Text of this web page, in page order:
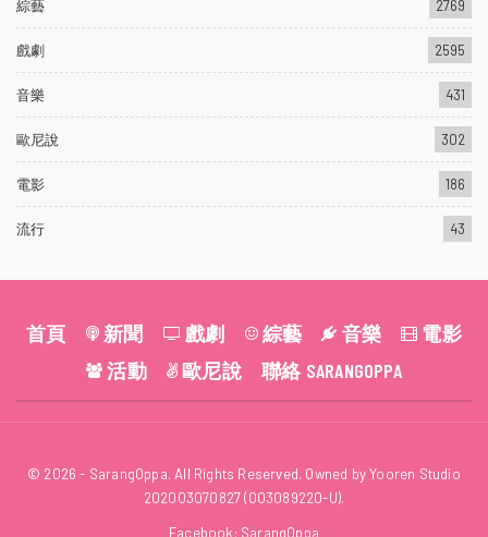
綜藝 2769
戲劇 2595
音樂 431
歐尼說 302
電影 186
流行 43
首頁 新聞 戲劇 綜藝 音樂
電影
活動
歐尼說 聯絡 SARANGOPPA
© 2026 - SarangOppa. All Rights Reserved. Owned by Yooren Studio
202003070827 (003089220-U).
Facebook: SarangOppa